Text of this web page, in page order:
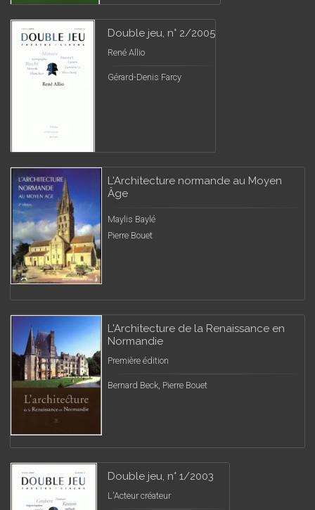
Double jeu, n° 2/2005
René Allio
Gérard-Denis Farcy
L'Architecture normande au Moyen
Âge
Maylis Baylé
Pierre Bouet
L'Architecture de la Renaissance en
Normandie
Première édition
Bernard Beck, Pierre Bouet
Double jeu, n° 1/2003
L'Acteur créateur